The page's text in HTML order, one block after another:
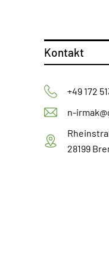
Kontakt
+49 172
n-
28199